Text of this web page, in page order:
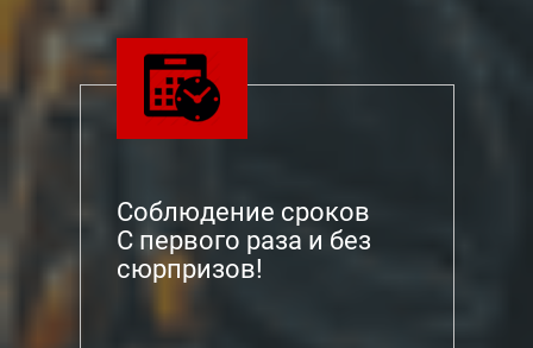
Соблюдение сроков
С первого раза и без
сюрпризов!